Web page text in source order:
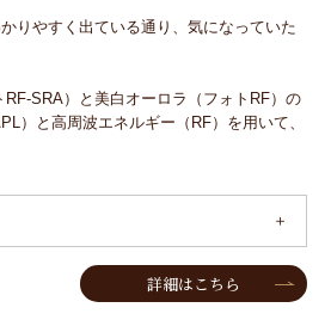
りやすく出ている通り、気になっていた
SRA）と美白オーロラ（フォトRF）の
）と高周波エネルギー（RF）を用いて、
詳細はこちら